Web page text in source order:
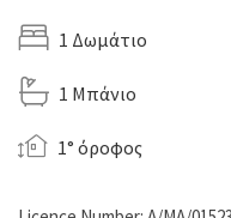
1 Δωμάτιο
1 Μπάνιο
1° όροφος